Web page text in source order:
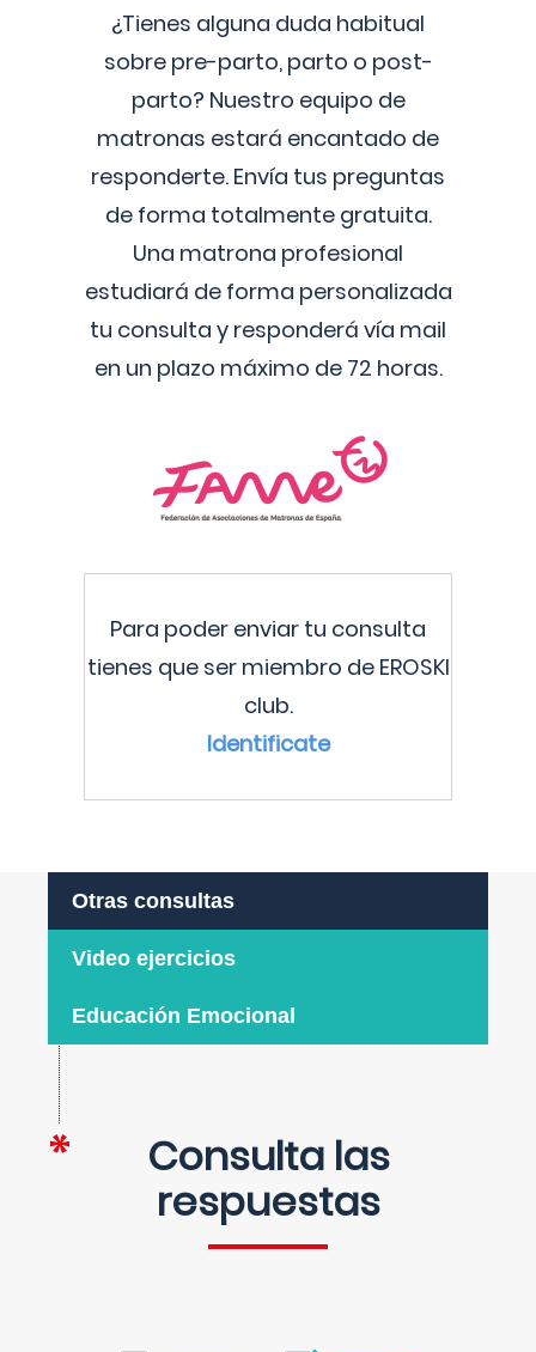
¿Tienes alguna duda habitual
sobre pre-parto, parto o post-
parto? Nuestro equipo de
matronas estará encantado de
responderte. Envía tus preguntas
de forma totalmente gratuita.
Una matrona profesional
estudiará de forma personalizada
tu consulta y responderá vía mail
en un plazo máximo de 72 horas.
Para poder enviar tu consulta
tienes que ser miembro de EROSKI
club.
Identificate
Otras consultas
Video ejercicios
Educación Emocional
Consulta las
respuestas